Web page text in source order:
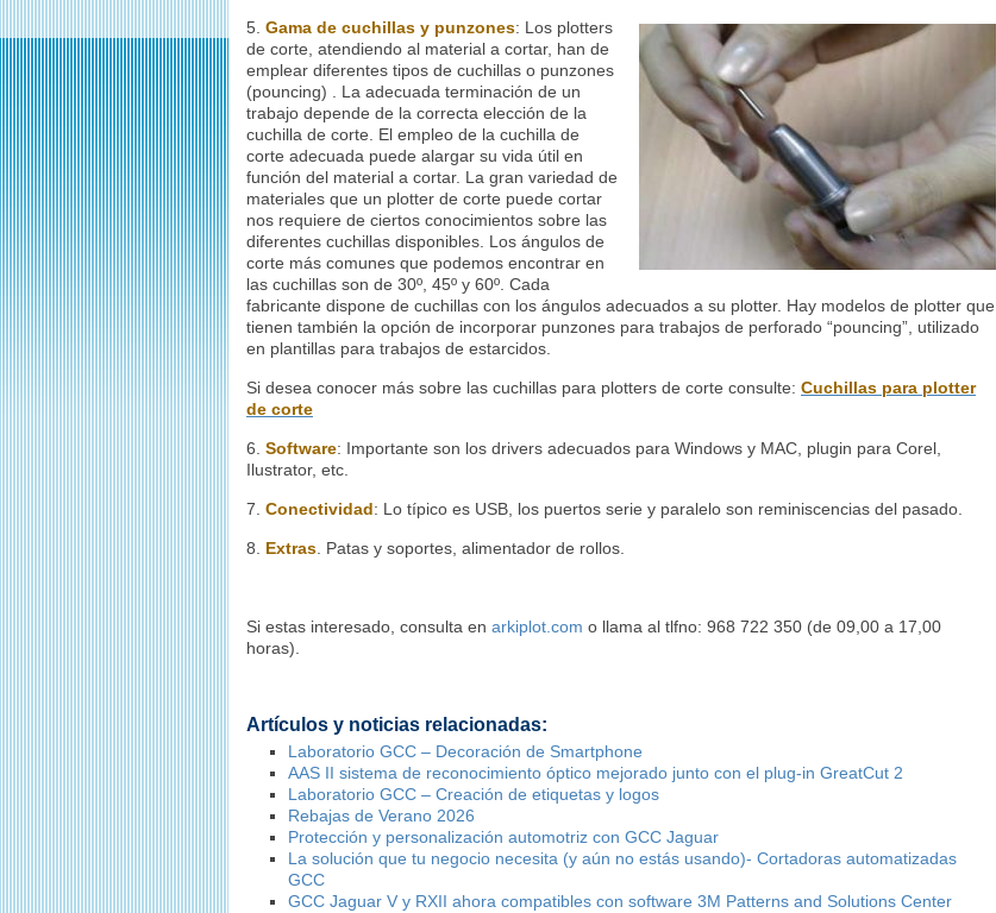
5. Gama de cuchillas y punzones: Los plotters
de corte, atendiendo al material a cortar, han de
emplear diferentes tipos de cuchillas o punzones
(pouncing) . La adecuada terminación de un
trabajo depende de la correcta elección de la
cuchilla de corte. El empleo de la cuchilla de
corte adecuada puede alargar su vida útil en
función del material a cortar. La gran variedad de
materiales que un plotter de corte puede cortar
nos requiere de ciertos conocimientos sobre las
diferentes cuchillas disponibles. Los ángulos de
corte más comunes que podemos encontrar en
las cuchillas son de 30º, 45º y 60º. Cada
fabricante dispone de cuchillas con los ángulos adecuados a su plotter. Hay modelos de plotter que
tienen también la opción de incorporar punzones para trabajos de perforado “pouncing”, utilizado
en plantillas para trabajos de estarcidos.
Si desea conocer más sobre las cuchillas para plotters de corte consulte: Cuchillas para plotter
de corte
6. Software: Importante son los drivers adecuados para Windows y MAC, plugin para Corel,
Ilustrator, etc.
7. Conectividad: Lo típico es USB, los puertos serie y paralelo son reminiscencias del pasado.
8. Extras. Patas y soportes, alimentador de rollos.
Si estas interesado, consulta en arkiplot.com o llama al tlfno: 968 722 350 (de 09,00 a 17,00
horas).
Artículos y noticias relacionadas:
Laboratorio GCC – Decoración de Smartphone
AAS II sistema de reconocimiento óptico mejorado junto con el plug-in GreatCut 2
Laboratorio GCC – Creación de etiquetas y logos
Rebajas de Verano 2026
Protección y personalización automotriz con GCC Jaguar
La solución que tu negocio necesita (y aún no estás usando)- Cortadoras automatizadas
GCC
GCC Jaguar V y RXII ahora compatibles con software 3M Patterns and Solutions Center